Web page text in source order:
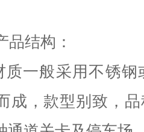
品结构：
质一般采用不锈
成，款型别致，